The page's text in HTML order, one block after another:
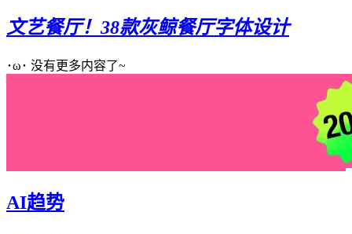
文艺餐厅！38款灰鲸餐厅字体设计
･ω･ 没有更多内容了~
AI趋势